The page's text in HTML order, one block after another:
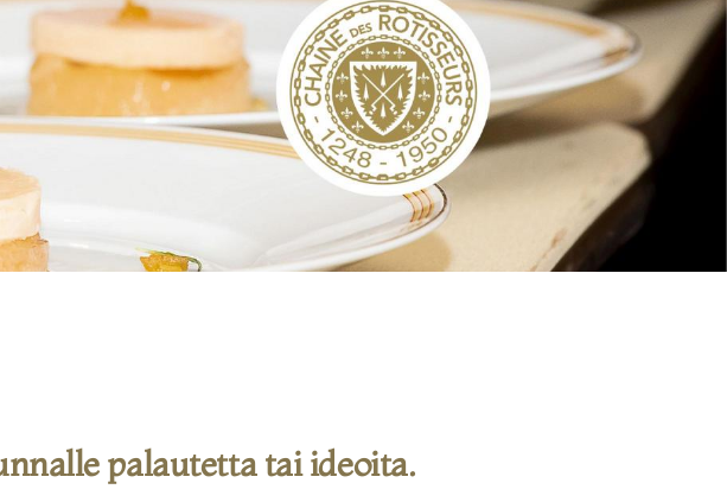
palautetta tai ideoita.